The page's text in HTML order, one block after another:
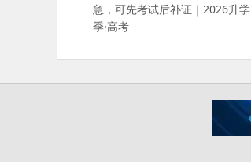
急，可先考试后补证｜2026升学
季·高考